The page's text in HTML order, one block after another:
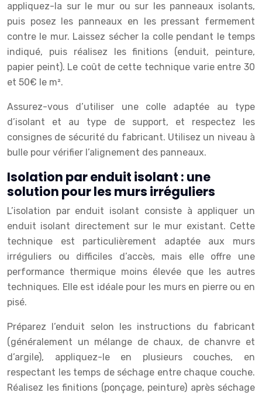
appliquez-la sur le mur ou sur les panneaux isolants,
puis posez les panneaux en les pressant fermement
contre le mur. Laissez sécher la colle pendant le temps
indiqué, puis réalisez les finitions (enduit, peinture,
papier peint). Le coût de cette technique varie entre 30
et 50€ le m².
Assurez-vous d’utiliser une colle adaptée au type
d’isolant et au type de support, et respectez les
consignes de sécurité du fabricant. Utilisez un niveau à
bulle pour vérifier l’alignement des panneaux.
Isolation par enduit isolant : une
solution pour les murs irréguliers
L’isolation par enduit isolant consiste à appliquer un
enduit isolant directement sur le mur existant. Cette
technique est particulièrement adaptée aux murs
irréguliers ou difficiles d’accès, mais elle offre une
performance thermique moins élevée que les autres
techniques. Elle est idéale pour les murs en pierre ou en
pisé.
Préparez l’enduit selon les instructions du fabricant
(généralement un mélange de chaux, de chanvre et
d’argile), appliquez-le en plusieurs couches, en
respectant les temps de séchage entre chaque couche.
Réalisez les finitions (ponçage, peinture) après séchage